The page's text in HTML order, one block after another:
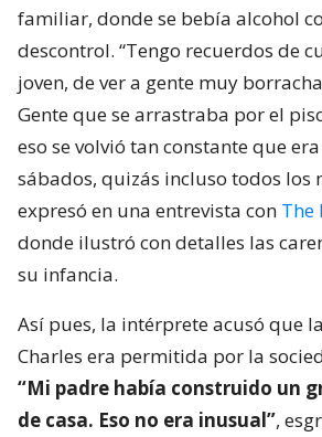
familiar, donde se bebía alcohol
descontrol. “Tengo recuerdos de
joven, de ver a gente muy
Gente que se arrastraba por el
eso se volvió tan constante que
sábados, quizás incluso todos los
expresó en una entrevista con The
donde ilustró con detalles las
su infancia.
Así pues, la intérprete acusó que
Charles era permitida por la
“Mi padre había construido un
de casa. Eso no era inusual”,